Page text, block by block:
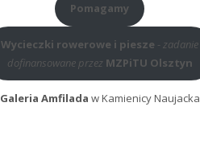
Pomagamy
Wycieczki rowerowe i piesze - zadanie
dofinansowane przez MZPiTU Olsztyn
Galeria Amfilada w Kamienicy Naujacka